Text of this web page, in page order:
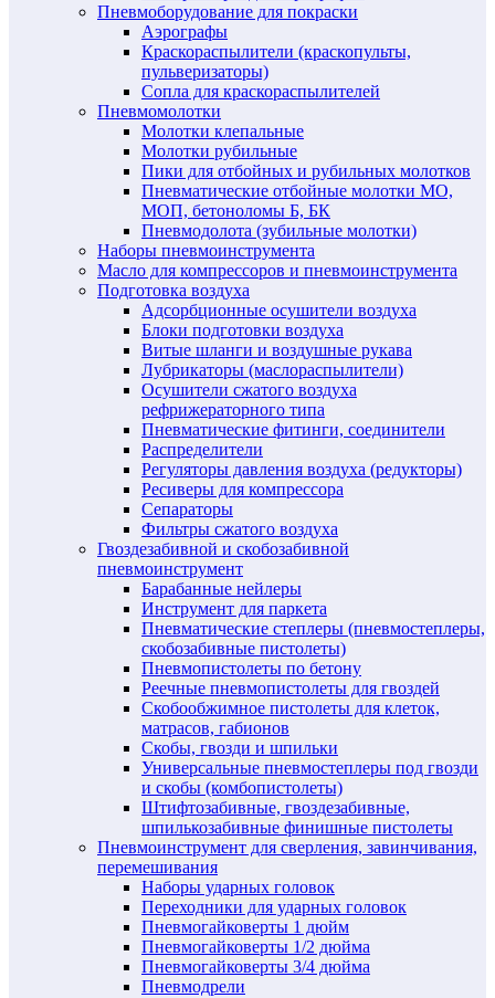
Пневмоборудование для покраски
Аэрографы
Краскораспылители (краскопульты,
пульверизаторы)
Сопла для краскораспылителей
Пневмомолотки
Молотки клепальные
Молотки рубильные
Пики для отбойных и рубильных молотков
Пневматические отбойные молотки МО,
МОП, бетоноломы Б, БК
Пневмодолота (зубильные молотки)
Наборы пневмоинструмента
Масло для компрессоров и пневмоинструмента
Подготовка воздуха
Адсорбционные осушители воздуха
Блоки подготовки воздуха
Витые шланги и воздушные рукава
Лубрикаторы (маслораспылители)
Осушители сжатого воздуха
рефрижераторного типа
Пневматические фитинги, соединители
Распределители
Регуляторы давления воздуха (редукторы)
Ресиверы для компрессора
Сепараторы
Фильтры сжатого воздуха
Гвоздезабивной и скобозабивной
пневмоинструмент
Барабанные нейлеры
Инструмент для паркета
Пневматические степлеры (пневмостеплеры,
скобозабивные пистолеты)
Пневмопистолеты по бетону
Реечные пневмопистолеты для гвоздей
Скобообжимное пистолеты для клеток,
матрасов, габионов
Скобы, гвозди и шпильки
Универсальные пневмостеплеры под гвозди
и скобы (комбопистолеты)
Штифтозабивные, гвоздезабивные,
шпилькозабивные финишные пистолеты
Пневмоинструмент для сверления, завинчивания,
перемешивания
Наборы ударных головок
Переходники для ударных головок
Пневмогайковерты 1 дюйм
Пневмогайковерты 1/2 дюйма
Пневмогайковерты 3/4 дюйма
Пневмодрели